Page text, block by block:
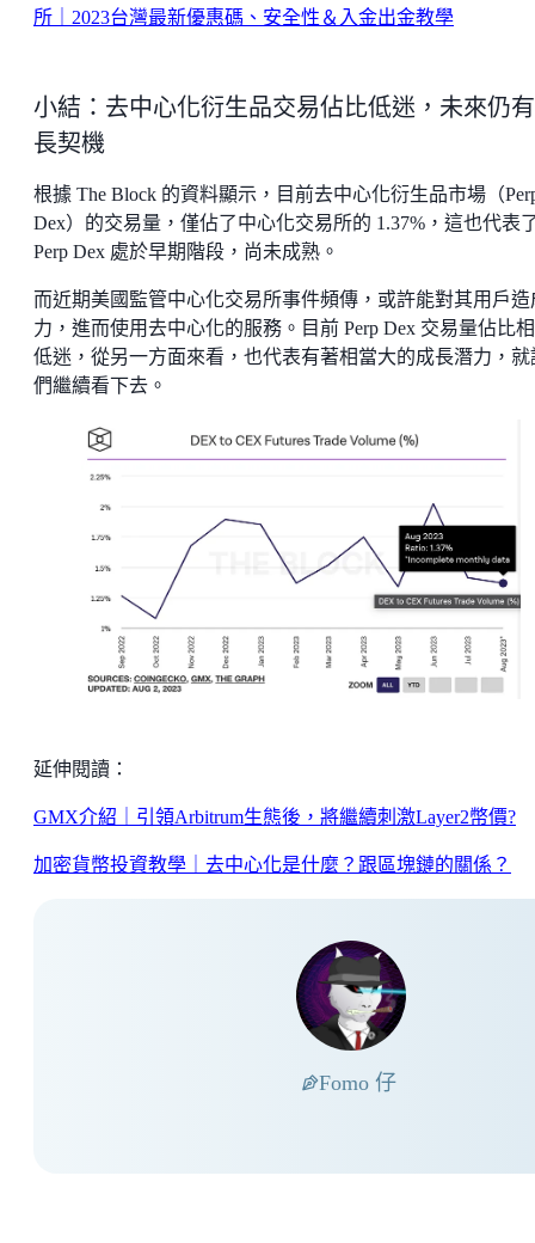
所｜2023台灣最新優惠碼、安全性＆入金出金教學
小結：去中心化衍生品交易佔比低迷，未來仍
長契機
根據 The Block 的資料顯示，目前去中心化衍生品市場（
Dex）的交易量，僅佔了中心化交易所的 1.37%，這也代表
Perp Dex 處於早期階段，尚未成熟。
而近期美國監管中心化交易所事件頻傳，或許能對其用戶造
力，進而使用去中心化的服務。目前 Perp Dex 交易量佔比
低迷，從另一方面來看，也代表有著相當大的成長潛力，就
們繼續看下去。
延伸閱讀：
GMX介紹｜引領Arbitrum生態後，將繼續刺激Layer2幣價?
加密貨幣投資教學｜去中心化是什麼？跟區塊鏈的關係？
Fomo 仔